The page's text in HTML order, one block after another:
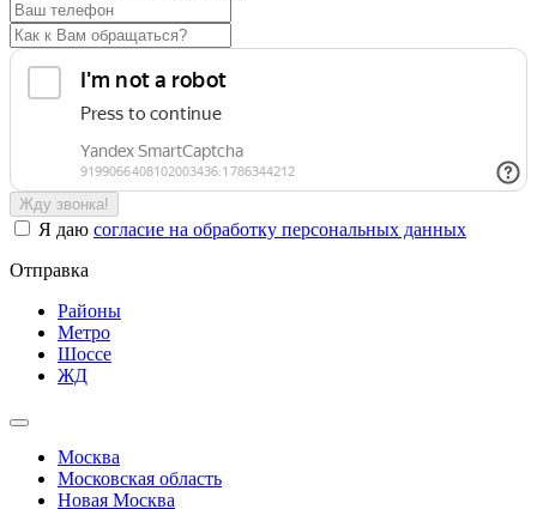
Жду звонка!
Я даю согласие на обработку персональных данных
Отправка
Районы
Метро
Шоссе
ЖД
Москва
Московская область
Новая Москва